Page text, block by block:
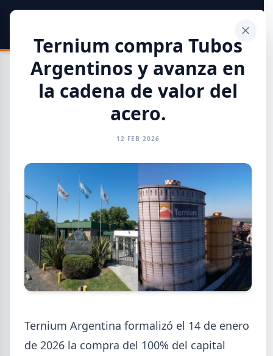
GENERAL 2026-08-07
Ternium compra Tubos
Argentinos y avanza en
la cadena de valor del
acero.
12 FEB 2026
Ternium Argentina formalizó el 14 de enero
de 2026 la compra del 100% del capital